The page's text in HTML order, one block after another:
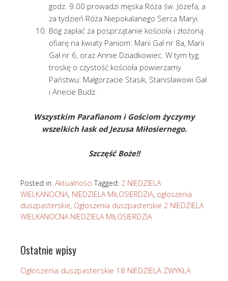
godz. 9.00 prowadzi męska Róża św. Józefa, a
za tydzień Róża Niepokalanego Serca Maryi.
Bóg zapłać za posprzątanie kościoła i złożoną
ofiarę na kwiaty Paniom: Marii Gał nr 8a, Marii
Gał nr 6, oraz Annie Dziadkowiec. W tym tyg.
troskę o czystość kościoła powierzamy
Państwu: Małgorzacie Stasik, Stanisławowi Gał
i Anecie Budz.
Wszystkim Parafianom i Gościom życzymy
wszelkich łask od Jezusa Miłosiernego.
Szczęść Boże!!
Posted in: Aktualności Tagged: 2 NIEDZIELA
WIELKANOCNA, NIEDZIELA MIŁOSIERDZIA, ogłoszenia
duszpasterskie, Ogłoszenia duszpasterskie 2 NIEDZIELA
WIELKANOCNA NIEDZIELA MIŁOSIERDZIA
Ostatnie wpisy
Ogłoszenia duszpasterskie 18 NIEDZIELA ZWYKŁA